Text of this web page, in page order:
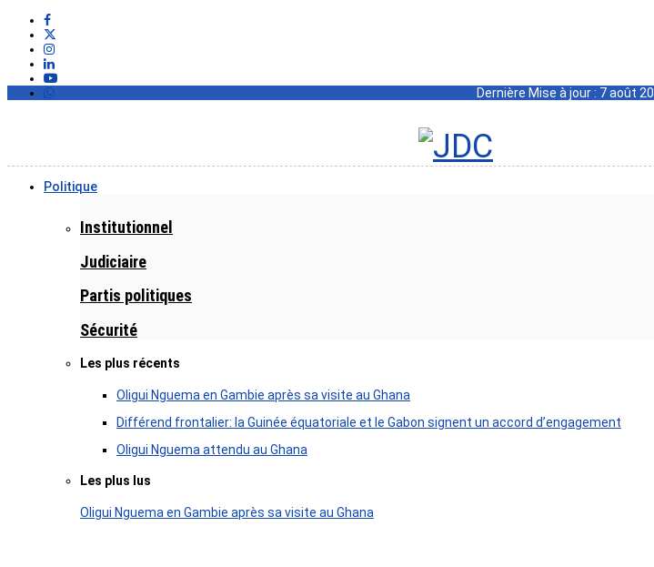
Dernière Mise à jour : 7 août
Politique
Institutionnel
Judiciaire
Partis politiques
Sécurité
Les plus récents
Oligui Nguema en Gambie après sa visite au Ghana
Différend frontalier: la Guinée équatoriale et le Gabon signent un accord d’engagement
Oligui Nguema attendu au Ghana
Les plus lus
Oligui Nguema en Gambie après sa visite au Ghana